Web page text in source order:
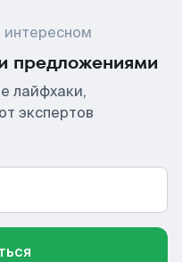
предложениями
лайфхаки,
экспертов